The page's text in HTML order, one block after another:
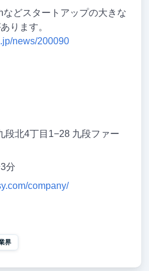
どスタートアップの大きな
ります。
news/200090
段北4丁目1−28 九段ファー
分
company/
界